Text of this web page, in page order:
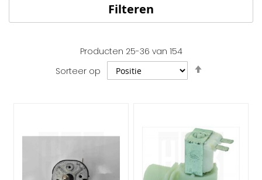
Filteren
Producten 25-36 van 154
Sorteer op